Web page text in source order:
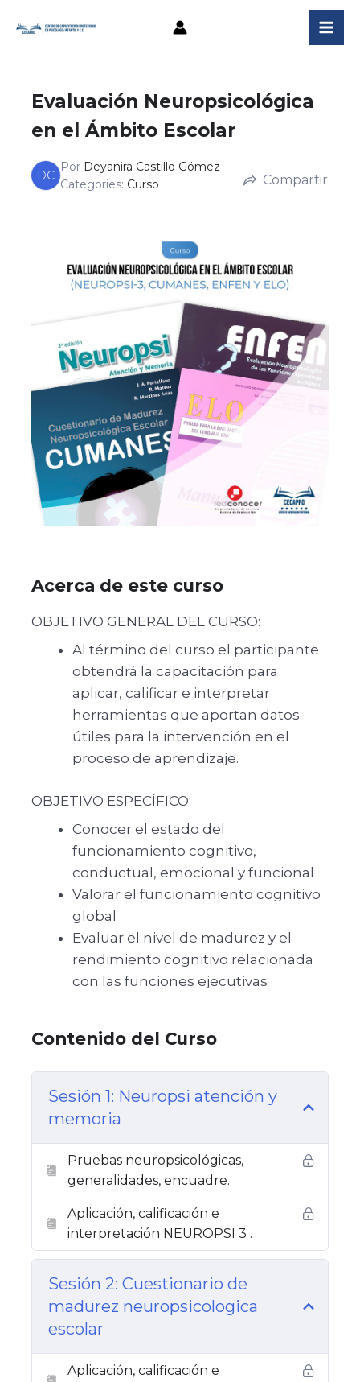
Evaluación Neuropsicológica
en el Ámbito Escolar
DC
Por Deyanira Castillo Gómez
Categories: Curso Compartir
Acerca de este curso
OBJETIVO GENERAL DEL CURSO:
Al término del curso el participante
obtendrá la capacitación para
aplicar, calificar e interpretar
herramientas que aportan datos
útiles para la intervención en el
proceso de aprendizaje.
OBJETIVO ESPECÍFICO:
Conocer el estado del
funcionamiento cognitivo,
conductual, emocional y funcional
Valorar el funcionamiento cognitivo
global
Evaluar el nivel de madurez y el
rendimiento cognitivo relacionada
con las funciones ejecutivas
Contenido del Curso
Sesión 1: Neuropsi atención y
memoria
Pruebas neuropsicológicas,
generalidades, encuadre.
Aplicación, calificación e
interpretación NEUROPSI 3 .
Sesión 2: Cuestionario de
madurez neuropsicologica
escolar
Aplicación, calificación e